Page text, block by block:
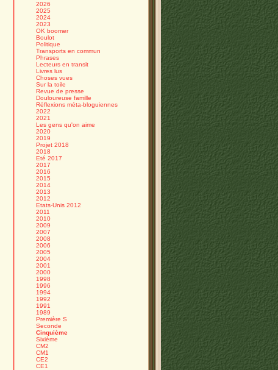
2026
2025
2024
2023
OK boomer
Boulot
Politique
Transports en commun
Phrases
Lecteurs en transit
Livres lus
Choses vues
Sur la toile
Revue de presse
Douloureuse famille
Réflexions méta-bloguiennes
2022
2021
Les gens qu'on aime
2020
2019
Projet 2018
2018
Eté 2017
2017
2016
2015
2014
2013
2012
Etats-Unis 2012
2011
2010
2009
2007
2008
2006
2005
2004
2001
2000
1998
1996
1994
1992
1991
1989
Première S
Seconde
Cinquième
Sixième
CM2
CM1
CE2
CE1